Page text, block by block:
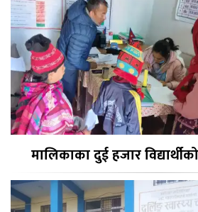
मालिकाका दुई हजार